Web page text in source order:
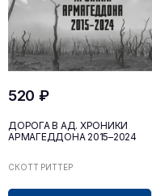
520 ₽
ДОРОГА В АД. ХРОНИКИ
АРМАГЕДДОНА 2015–2024
СКОТТ РИТТЕР